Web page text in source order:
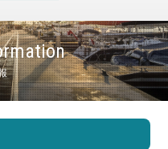
ボート販売